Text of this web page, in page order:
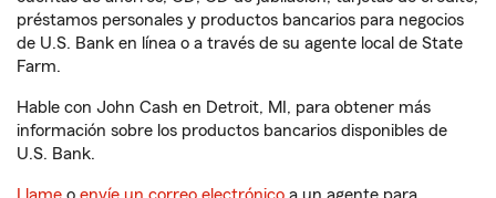
préstamos personales y productos bancarios para negocios
de U.S. Bank en línea o a través de su agente local de State
Farm.
Hable con John Cash en Detroit, MI, para obtener más
información sobre los productos bancarios disponibles de
U.S. Bank.